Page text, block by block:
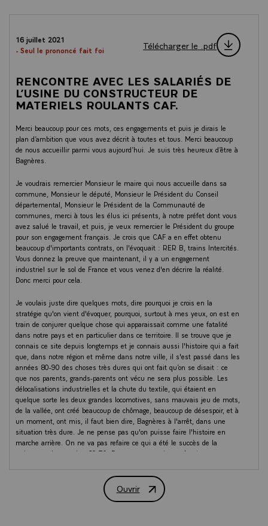
16 juillet 2021
- Seul le prononcé fait foi
Télécharger le .pdf
RENCONTRE AVEC LES SALARIÉS DE
L’USINE DU CONSTRUCTEUR DE
MATERIELS ROULANTS CAF.
Merci beaucoup pour ces mots, ces engagements et puis je dirais le
plan d’ambition que vous avez décrit à toutes et tous. Merci beaucoup
de nous accueillir parmi vous aujourd’hui. Je suis très heureux d’être à
Bagnères.
Je voudrais remercier Monsieur le maire qui nous accueille dans sa
commune, Monsieur le député, Monsieur le Président du Conseil
départemental, Monsieur le Président de la Communauté de
communes, merci à tous les élus ici présents, à notre préfet dont vous
avez salué le travail, et puis, je veux remercier le Président du groupe
pour son engagement français. Je crois que CAF a en effet obtenu
beaucoup d'importants contrats, on l'évoquait : RER B, trains Intercités.
Vous donnez la preuve que maintenant, il y a un engagement
industriel sur le sol de France et vous venez d'en décrire la réalité.
Donc merci pour cela.
Je voulais juste dire quelques mots, dire pourquoi je crois en la
stratégie qu'on vient d'évoquer, pourquoi, surtout à mes yeux, on est en
train de conjurer quelque chose qui apparaissait comme une fatalité
dans notre pays et en particulier dans ce territoire. Il se trouve que je
connais ce site depuis longtemps et je connais aussi l'histoire qui a fait
que, dans notre région et même dans notre ville, il s'est passé dans les
années 80-90 des choses très dures qui ont fait qu’on se disait : ce
que nos parents, grands-parents ont vécu ne sera plus possible. Les
délocalisations industrielles et la chute du textile, qui étaient en
quelque sorte les deux grandes locomotives, sans mauvais jeu de mots,
de la vallée, ont créé beaucoup de chômage, beaucoup de désespoir, et à
un moment, ont mis, il faut bien dire, Bagnères à l'arrêt, dans une
situation très dure. Je ne pense pas qu'on puisse faire l'histoire en
marche arrière. On ne va pas refaire ce qui a été le succès de la
croissance des années 60-70. Par contre, ce qui est sûr, c'est que nous
peuvent redevenir des territoires d'industrie qui sont cohérents avec
nos choix et ce dont on a besoin pour la nation. Les projets que vous
avez évoqués, les choix qui sont en train d'être faits, ils sont à la
Ouvrir
RENCONTRE AVEC LES SALARIÉS